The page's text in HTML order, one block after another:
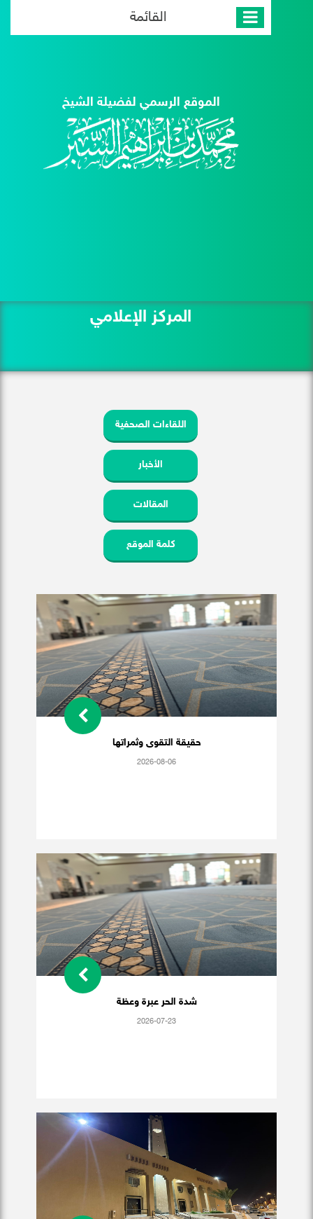
القائمة
الموقع الرسمي لفضيلة الشيخ
المركز الإعلامي
اللقاءات الصحفية
الأخبار
المقالات
كلمة الموقع
حقيقة التقوى وثمراتها
2026-08-06
شدة الحر عبرة وعظة
2026-07-23